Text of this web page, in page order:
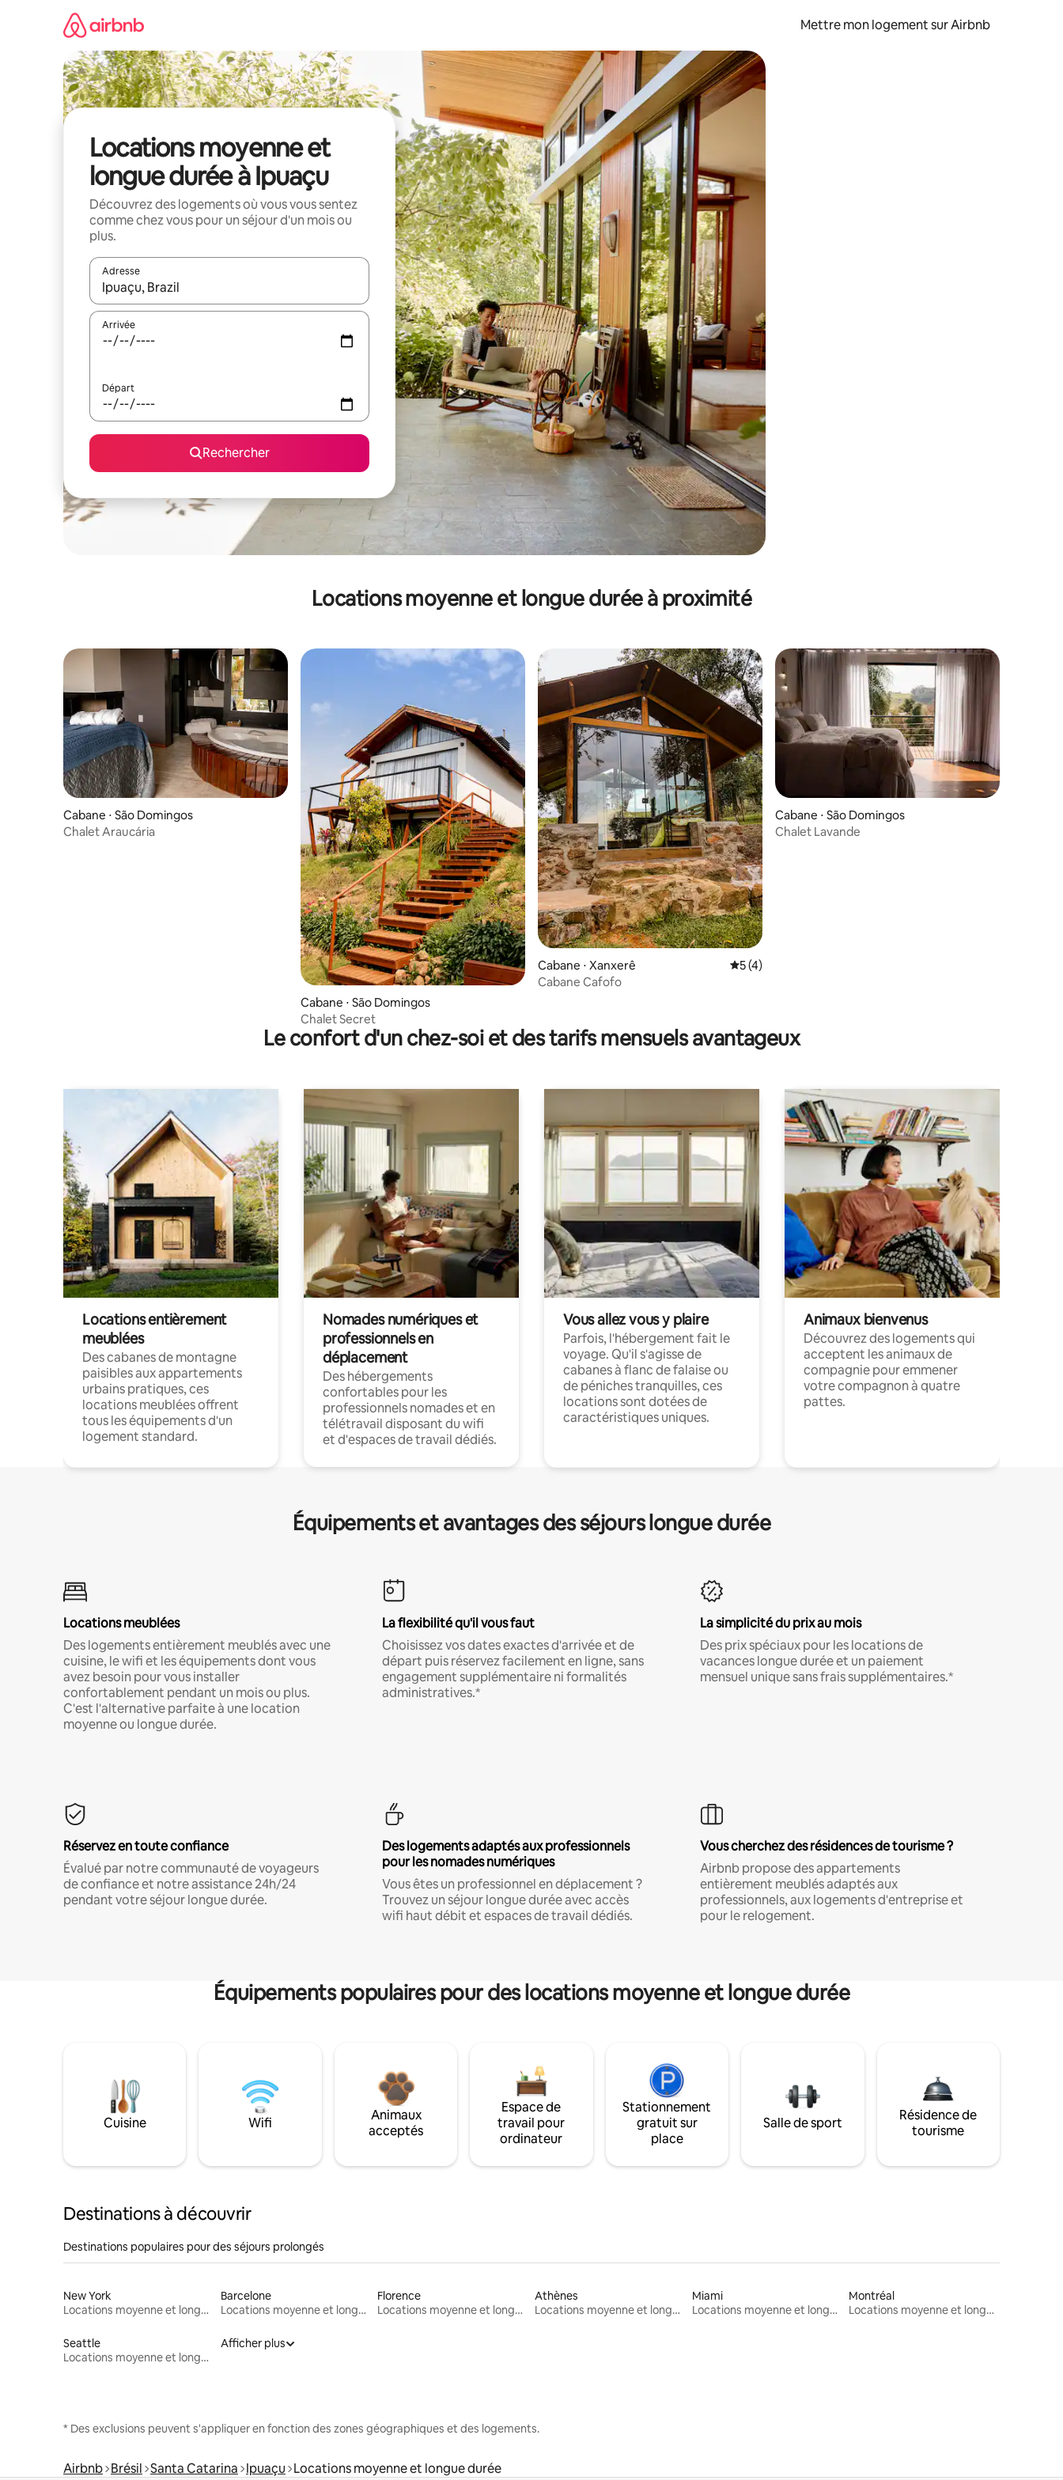
Mettre mon logement sur Airbnb
Locations moyenne et
longue durée à Ipuaçu
Découvrez des logements où vous vous sentez
comme chez vous pour un séjour d'un mois ou
plus.
Adresse
Lorsque les résultats s'affichent, utilisez les flèches vers le haut et vers le bas pour les parcourir ou en appuyant et en faisant glisser.
Arrivée
Départ
Rechercher
Locations moyenne et longue durée à proximité
Cabane ⋅ São Domingos
Chalet Araucária
Cabane ⋅ São Domingos
Chalet Secret
Cabane ⋅ Xanxerê Évaluation moyenne sur la base de 4 commentaires : 5 sur 5
5 (4)
Cabane Cafofo
Cabane ⋅ São Domingos
Chalet Lavande
Le confort d'un chez-soi et des tarifs mensuels avantageux
Locations entièrement
meublées
Des cabanes de montagne
paisibles aux appartements
urbains pratiques, ces
locations meublées offrent
tous les équipements d'un
logement standard.
Nomades numériques et
professionnels en
déplacement
Des hébergements
confortables pour les
professionnels nomades et en
télétravail disposant du wifi
et d'espaces de travail dédiés.
Vous allez vous y plaire
Parfois, l'hébergement fait le
voyage. Qu'il s'agisse de
cabanes à flanc de falaise ou
de péniches tranquilles, ces
locations sont dotées de
caractéristiques uniques.
Animaux bienvenus
Découvrez des logements qui
acceptent les animaux de
compagnie pour emmener
votre compagnon à quatre
pattes.
Équipements et avantages des séjours longue durée
Locations meublées
Des logements entièrement meublés avec une
cuisine, le wifi et les équipements dont vous
avez besoin pour vous installer
confortablement pendant un mois ou plus.
C'est l'alternative parfaite à une location
moyenne ou longue durée.
La flexibilité qu'il vous faut
Choisissez vos dates exactes d'arrivée et de
départ puis réservez facilement en ligne, sans
engagement supplémentaire ni formalités
administratives.*
La simplicité du prix au mois
Des prix spéciaux pour les locations de
vacances longue durée et un paiement
mensuel unique sans frais supplémentaires.*
Réservez en toute confiance
Évalué par notre communauté de voyageurs
de confiance et notre assistance 24h/24
pendant votre séjour longue durée.
Des logements adaptés aux professionnels
pour les nomades numériques
Vous êtes un professionnel en déplacement ?
Trouvez un séjour longue durée avec accès
wifi haut débit et espaces de travail dédiés.
Vous cherchez des résidences de tourisme ?
Airbnb propose des appartements
entièrement meublés adaptés aux
professionnels, aux logements d'entreprise et
pour le relogement.
Équipements populaires pour des locations moyenne et longue durée
Cuisine Wifi
Animaux
acceptés
Espace de
travail pour
ordinateur
Stationnement
gratuit sur
place
Salle de sport
Résidence de
tourisme
Destinations à découvrir
Destinations populaires pour des séjours prolongés
New York
Locations moyenne et longue durée
Barcelone
Locations moyenne et longue durée
Florence
Locations moyenne et longue durée
Athènes
Locations moyenne et longue durée
Miami
Locations moyenne et longue durée
Montréal
Locations moyenne et longue durée
Seattle
Locations moyenne et longue durée
Afficher plus
* Des exclusions peuvent s'appliquer en fonction des zones géographiques et des logements.
Airbnb Brésil Santa Catarina Ipuaçu Locations moyenne et longue durée